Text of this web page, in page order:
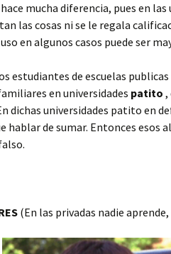
mucha diferencia, pues en
las cosas ni se le regala
en algunos casos puede ser
estudiantes de escuelas
en universidades patito ,
dichas universidades patito en
hablar de sumar. Entonces esos
(En las privadas nadie